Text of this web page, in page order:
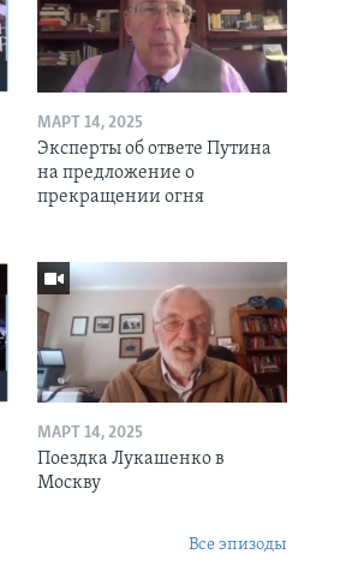
МАРТ 14, 2025
Эксперты об ответе Путина
на предложение о
прекращении огня
МАРТ 14, 2025
Поездка Лукашенко в
Москву
Все эпизоды